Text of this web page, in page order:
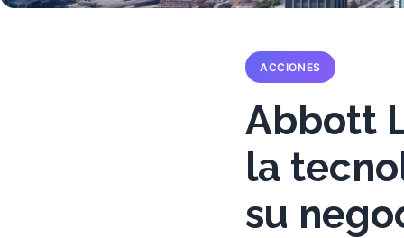
ACCIONES
Abbott
la
su